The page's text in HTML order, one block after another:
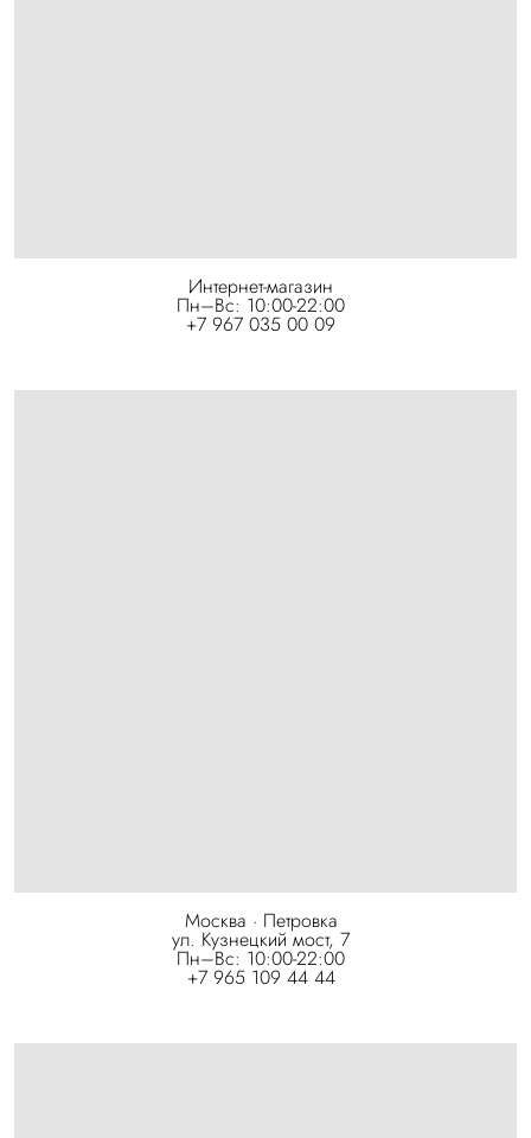
Интернет-магазин
Пн–Вс: 10:00-22:00
+7 967 035 00 09
Москва · Петровка
ул. Кузнецкий мост, 7
Пн–Вс: 10:00-22:00
+7 965 109 44 44